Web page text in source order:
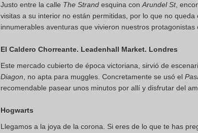
Justo entre la calle The Strand esquina con Arundel St,
visitas a su interior no están permitidas, por lo que no
innumerables aventuras que vivieron nuestros protagonistas
El Caldero Chorreante. Leadenhall Market. Londres
Este mercado cubierto de época victoriana, sirvió de
Diagon , no apta para muggles. Concretamente se usó el
recomendable pasear unos minutos por allí y disfrutar del
Hogwarts
Llegamos a la joya de la corona. Si eres de lo que te has